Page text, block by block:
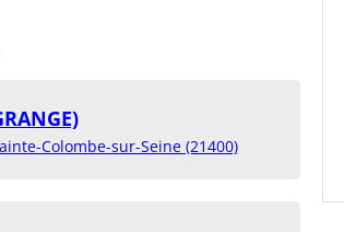
Colombe-sur-Seine (21400)